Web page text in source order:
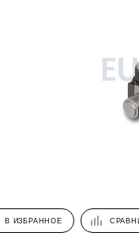
В ИЗБРАННОЕ